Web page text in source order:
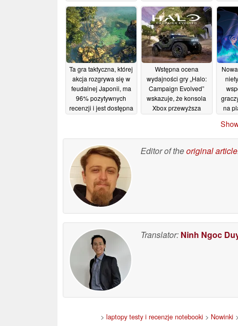
28/07/2026
informacje o dacie
zniesienia embarga
oraz zawartości
opakowania13/06/2026
za
Ta gra taktyczna, której
akcja rozgrywa się w
feudalnej Japonii, ma
96% pozytywnych
recenzji i jest dostępna
Wstępna ocena
wydajności gry „Halo:
Campaign Evolved”
wskazuje, że konsola
Xbox przewyższa
na
Editor of theoriginal article
Translator: Ninh Ngoc
> laptopy testy i recenzje notebooki > Nowinki >